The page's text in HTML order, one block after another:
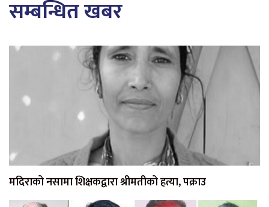
सम्बन्धित खबर
मदिराको नसामा शिक्षकद्वारा श्रीमतीको हत्या, पक्राउ